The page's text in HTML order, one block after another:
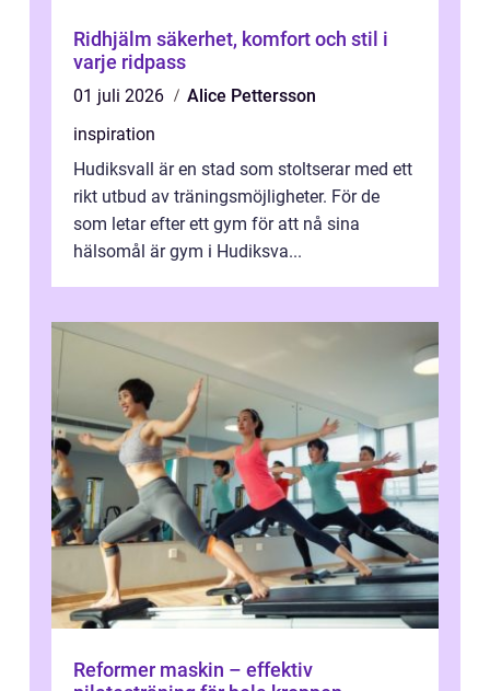
Ridhjälm säkerhet, komfort och stil i
varje ridpass
01 juli 2026
Alice Pettersson
inspiration
Hudiksvall är en stad som stoltserar med ett
rikt utbud av träningsmöjligheter. För de
som letar efter ett gym för att nå sina
hälsomål är gym i Hudiksva...
Reformer maskin – effektiv